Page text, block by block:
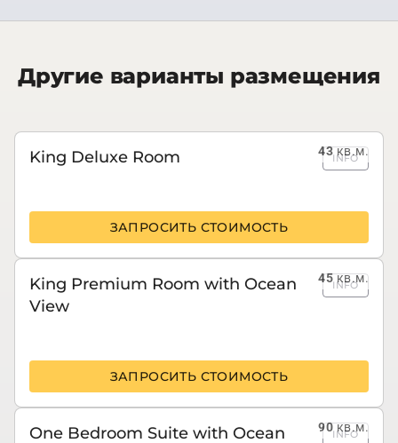
Другие варианты размещения
43кв.м.
King Deluxe Room INFO
ЗАПРОСИТЬ СТОИМОСТЬ
45кв.м.
King Premium Room with Ocean
View
INFO
ЗАПРОСИТЬ СТОИМОСТЬ
90кв.м.
One Bedroom Suite with Ocean
INFO